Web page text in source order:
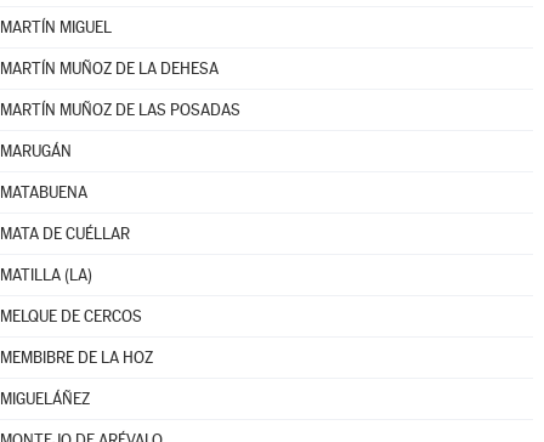
MARTÍN MIGUEL
MARTÍN MUÑOZ DE LA DEHESA
MARTÍN MUÑOZ DE LAS POSADAS
MARUGÁN
MATABUENA
MATA DE CUÉLLAR
MATILLA (LA)
MELQUE DE CERCOS
MEMBIBRE DE LA HOZ
MIGUELÁÑEZ